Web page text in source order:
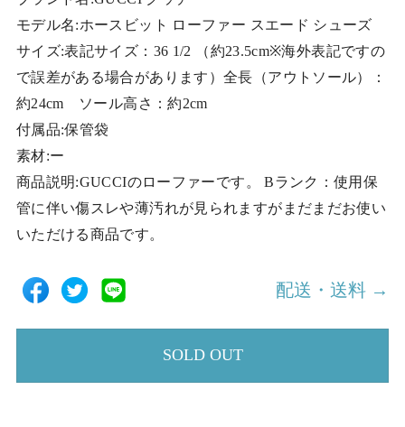
モデル名:ホースビット ローファー スエード シューズ
サイズ:表記サイズ：36 1/2 （約23.5cm※海外表記ですの
で誤差がある場合があります）全長（アウトソール）：
約24cm ソール高さ：約2cm
付属品:保管袋
素材:ー
商品説明:GUCCIのローファーです。 Bランク：使用保
管に伴い傷スレや薄汚れが見られますがまだまだお使い
いただける商品です。
配送・送料 →
SOLD OUT